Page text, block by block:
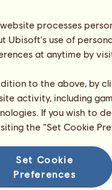
Mad Wolf
Mad Wolf
processes
Ubisoft's use of
at anytime by
to the above, by
activity, including
If you wish to
the “Set Cookie
Set Cookie
Preferences